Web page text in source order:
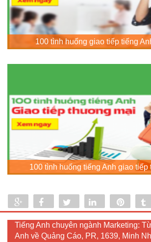
100 tình huống giao tiếp tiếng
100 tình huống tiếng Anh giao
Share Share Tweet Share
Tiếng Anh chuyên ngành Marketing:
Anh về Quảng Cáo, PR, 1639, Minh